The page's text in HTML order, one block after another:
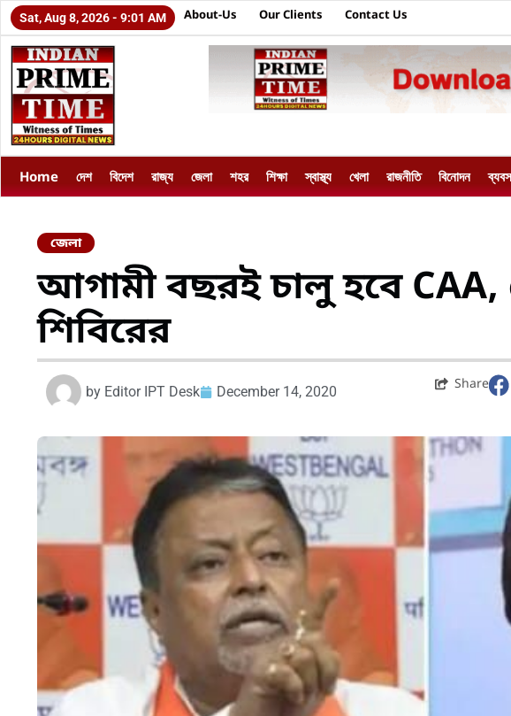
Sat, Aug 8, 2026 - 9:01 AM About-Us Our Clients Contact Us
Home দেশ বিদেশ রাজ্য জেলা শহর শিক্ষা স্বাস্থ্য খেলা রাজনীতি বিনোদন
জেলা
আগামী বছরই চালু হবে
শিবিরের
by Editor IPT Desk December 14, 2020
Share
HTML / JS Code